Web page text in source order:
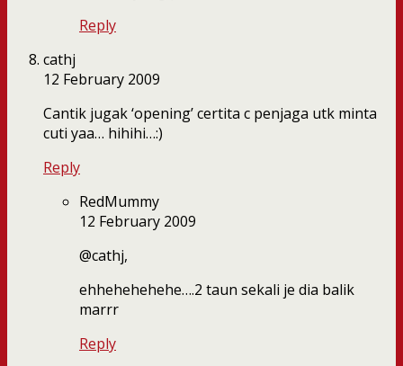
Reply
cathj
12 February 2009
Cantik jugak ‘opening’ certita c penjaga utk minta
cuti yaa… hihihi…:)
Reply
RedMummy
12 February 2009
@cathj,
ehhehehehehe….2 taun sekali je dia balik
marrr
Reply